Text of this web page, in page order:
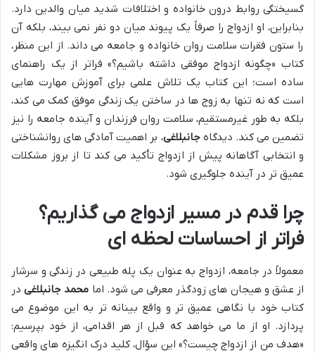
گسیختگی روابط درون خانواده و اختلافات شدید میان والدین دارد.
بنابراین، او ازدواج را صرفاً یک پیوند میان دو نفر نمی بیند، بلکه آن
را ستون فقرات سلامت روان خانواده و جامعه می داند. از این منظر،
کتاب «چگونه ازدواج موفقی داشته باشیم؟» فراتر از یک راهنمای
ساده است؛ این کتاب یک تلاش علمی برای آموزش مهارت هایی
است که نه تنها به زوج ها در ساختن یک زندگی موفق کمک می کند،
بلکه به طور غیرمستقیم، سلامت روان فرزندان و آینده جامعه را نیز
تضمین می کند. دیدگاهجانبلاغی، بر اهمیت آمادگی های روانشناختی
و انتخابی آگاهانه پیش از ازدواج تأکید می کند تا از بروز مشکلات
عمیق تر در آینده جلوگیری شود.
چرا قدم در مسیر ازدواج می گذاریم؟
فراتر از احساسات لحظه ای
معمولاً در جامعه، ازدواج به عنوان یک پله طبیعی در زندگی و سرشار
از عشق و هیجان های زودگذر معرفی می شود. اما محمد جانبلاغیدر
کتاب خود با نگاهی عمیق تر و واقع بینانه تر به این موضوع می
پردازد. او از ما می خواهد که قبل از هر اقدامی، از خود بپرسیم:
«هدف من از ازدواج چیست؟» این سؤال، کلید درک انگیزه های واقعی